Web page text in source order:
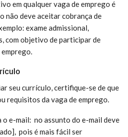
em qualquer vaga de emprego é
não deve aceitar cobrança de
exame admissional,
com objetivo de participar de
seu currículo, certifique-se de que
requisitos da vaga de emprego.
o e-mail: no assunto do e-mail deve
pois é mais fácil ser